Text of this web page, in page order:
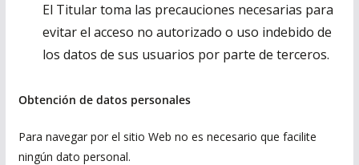
El Titular toma las precauciones necesarias para
evitar el acceso no autorizado o uso indebido de
los datos de sus usuarios por parte de terceros.
Obtención de datos personales
Para navegar por el sitio Web no es necesario que facilite
ningún dato personal.